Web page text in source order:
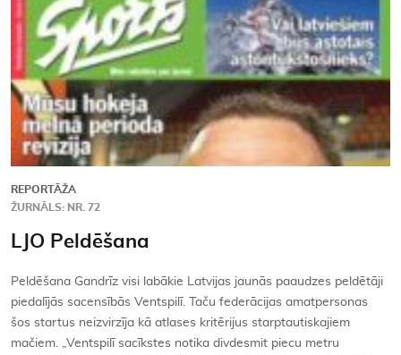
REPORTĀŽA
ŽURNĀLS: NR. 72
LJO Peldēšana
Peldēšana Gandrīz visi labākie Latvijas jaunās paaudzes peldētāji
piedalījās sacensībās Ventspilī. Taču federācijas amatpersonas
šos startus neizvirzīja kā atlases kritērijus starptautiskajiem
mačiem. „Ventspilī sacīkstes notika divdesmit piecu metru